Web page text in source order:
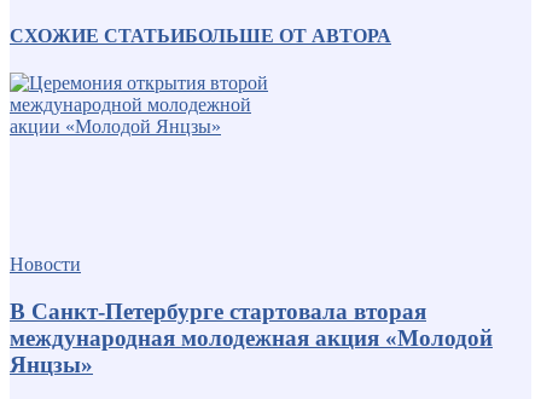
СХОЖИЕ СТАТЬИБОЛЬШЕ ОТ АВТОРА
Новости
В Санкт-Петербурге стартовала вторая
международная молодежная акция «Молодой
Янцзы»